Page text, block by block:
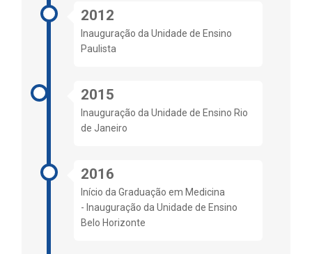
2012
Inauguração da Unidade de Ensino
Paulista
2015
Inauguração da Unidade de Ensino Rio
de Janeiro
2016
Início da Graduação em Medicina
- Inauguração da Unidade de Ensino
Belo Horizonte